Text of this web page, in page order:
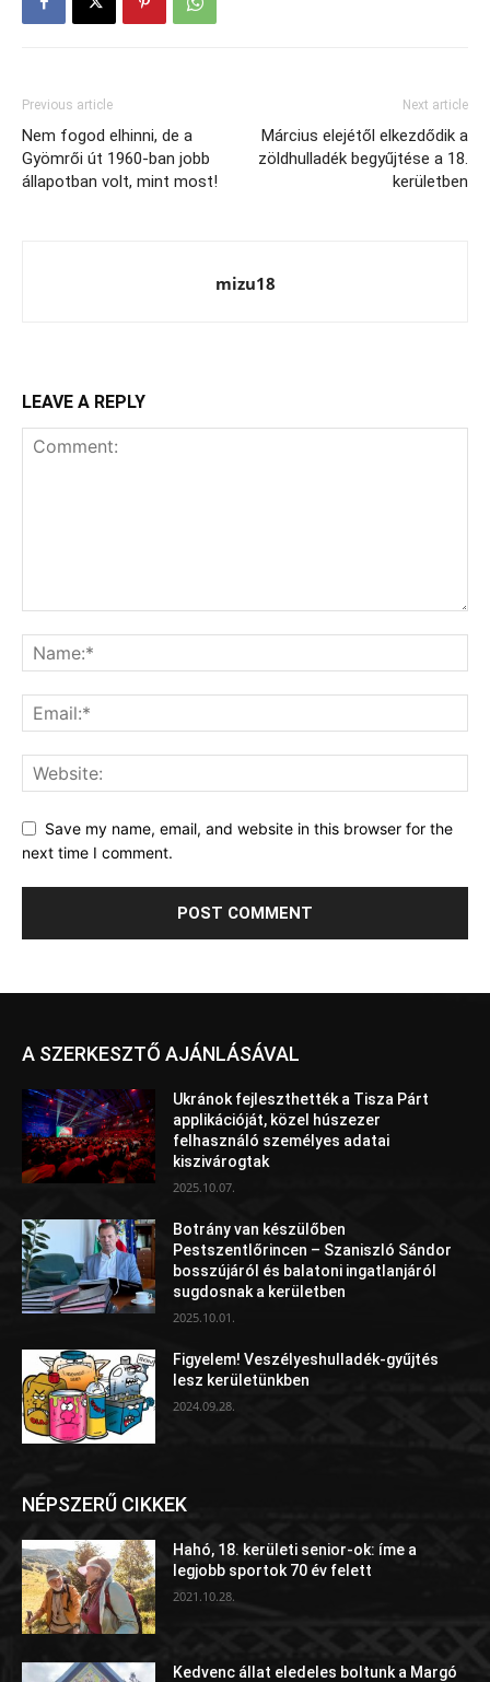
Previous article
Nem fogod elhinni, de a
Gyömrői út 1960-ban jobb
állapotban volt, mint most!
Next article
Március elejétől elkezdődik a
zöldhulladék begyűjtése a 18.
kerületben
mizu18
LEAVE A REPLY
Save my name, email, and website in this browser for the
next time I comment.
A SZERKESZTŐ AJÁNLÁSÁVAL
Ukránok fejleszthették a Tisza Párt
applikációját, közel húszezer
felhasználó személyes adatai
kiszivárogtak
2025.10.07.
Botrány van készülőben
Pestszentlőrincen – Szaniszló Sándor
bosszújáról és balatoni ingatlanjáról
sugdosnak a kerületben
2025.10.01.
Figyelem! Veszélyeshulladék-gyűjtés
lesz kerületünkben
2024.09.28.
NÉPSZERŰ CIKKEK
Hahó, 18. kerületi senior-ok: íme a
legjobb sportok 70 év felett
2021.10.28.
Kedvenc állat eledeles boltunk a Margó